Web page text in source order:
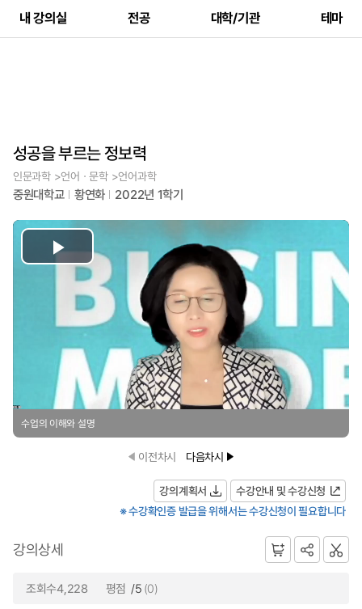
내 강의실 전공 대학/기관 테마
성공을 부르는 정보력
인문과학 >언어ㆍ문학 >언어과학
중원대학교 황연화 2022년 1학기
Play
Video
수업의 이해와 설명
이전차시 다음차시
강의계획서
수강안내 및 수강신청
※ 수강확인증 발급을 위해서는 수강신청이 필요합니다
강의상세
조회수4,228 평점 /5 (0)